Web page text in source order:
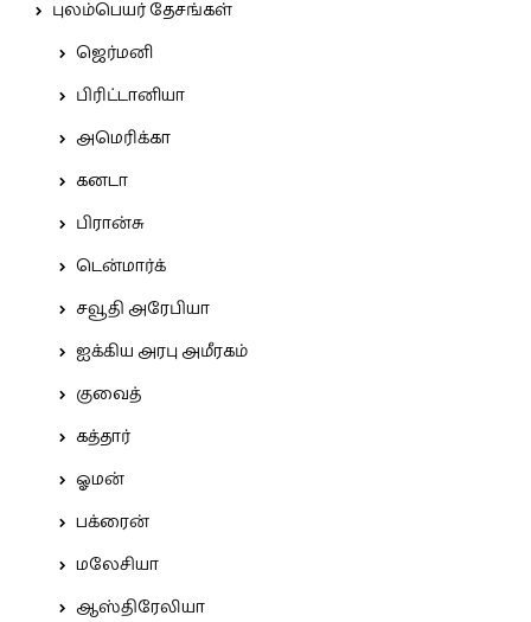
புலம்பெயர் தேசங்கள்
ஜெர்மனி
பிரிட்டானியா
அமெரிக்கா
கனடா
பிரான்சு
டென்மார்க்
சவூதி அரேபியா
ஐக்கிய அரபு அமீரகம்
குவைத்
கத்தார்
ஓமன்
பக்ரைன்
மலேசியா
ஆஸ்திரேலியா